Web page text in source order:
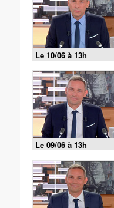
Le 10/06 à 13h
Le 09/06 à 13h